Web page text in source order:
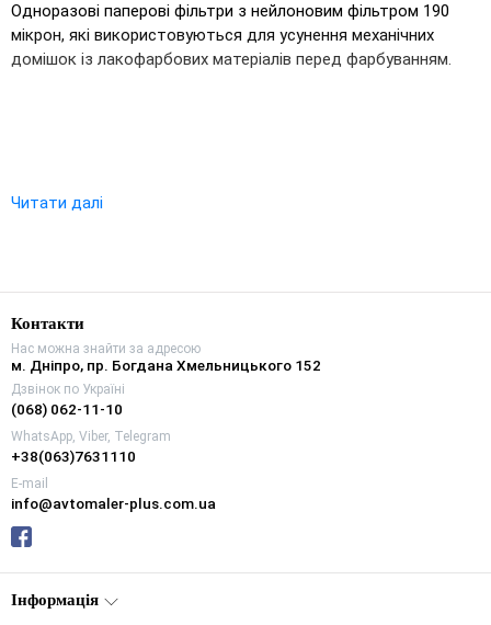
Одноразові паперові фільтри з нейлоновим фільтром 190
мікрон, які використовуються для усунення механічних
домішок із лакофарбових матеріалів перед фарбуванням.
Читати далі
Контакти
Нас можна знайти за адресою
м. Дніпро, пр. Богдана Хмельницького 152
Дзвінок по Україні
(068) 062-11-10
WhatsApp, Viber, Telegram
+38(063)7631110
E-mail
info@avtomaler-plus.com.ua
Інформація